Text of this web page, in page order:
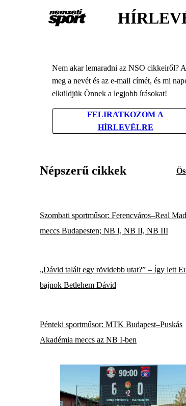
Nem akar lemaradni az NSO cikkeiről?
meg a nevét és az e-mail címét, és mi
elküldjük Önnek a legjobb írásokat!
FELIRATKOZOM A
HÍRLEVÉLRE
Népszerű cikkek
Szombati sportműsor: Ferencváros–Real
meccs Budapesten; NB I, NB II, NB III
„Dávid talált egy rövidebb utat?” – Így lett
bajnok Betlehem Dávid
Pénteki sportműsor: MTK Budapest–Puskás
Akadémia meccs az NB I-ben